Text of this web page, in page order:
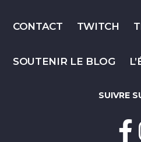
CONTACT TWITCH
SOUTENIR LE BLOG
SUIVRE